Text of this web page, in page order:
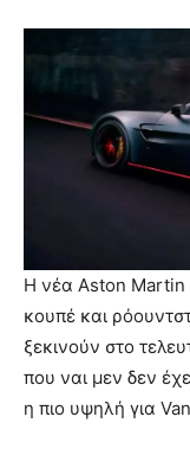
Η νέα Aston Martin
κουπέ και
ξεκινούν στο
που ναι μεν δεν
η πιο υψηλή για